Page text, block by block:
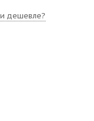
дешевле?